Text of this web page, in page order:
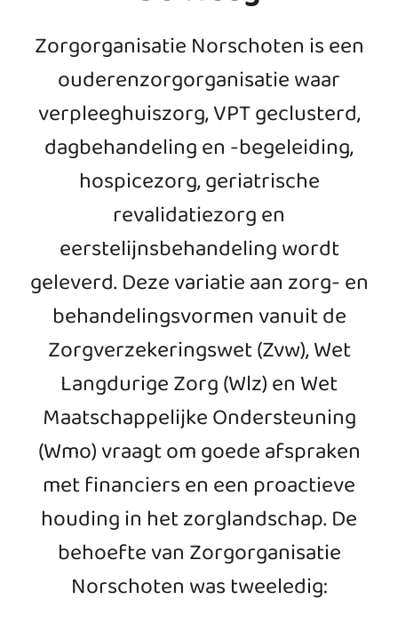
Zorgorganisatie Norschoten is een
ouderenzorgorganisatiewaar
verpleeghuiszorg, VPT geclusterd,
dagbehandeling en -begeleiding,
hospicezorg, geriatrische
revalidatiezorg en
eerstelijnsbehandeling wordt
geleverd. Deze variatie aan zorg- en
behandelingsvormen vanuit de
Zorgverzekeringswet (Zvw), Wet
Langdurige Zorg (Wlz) en Wet
Maatschappelijke Ondersteuning
(Wmo) vraagt om goede afspraken
met financiers en een proactieve
houding in het zorglandschap. De
behoefte van Zorgorganisatie
Norschoten was tweeledig: